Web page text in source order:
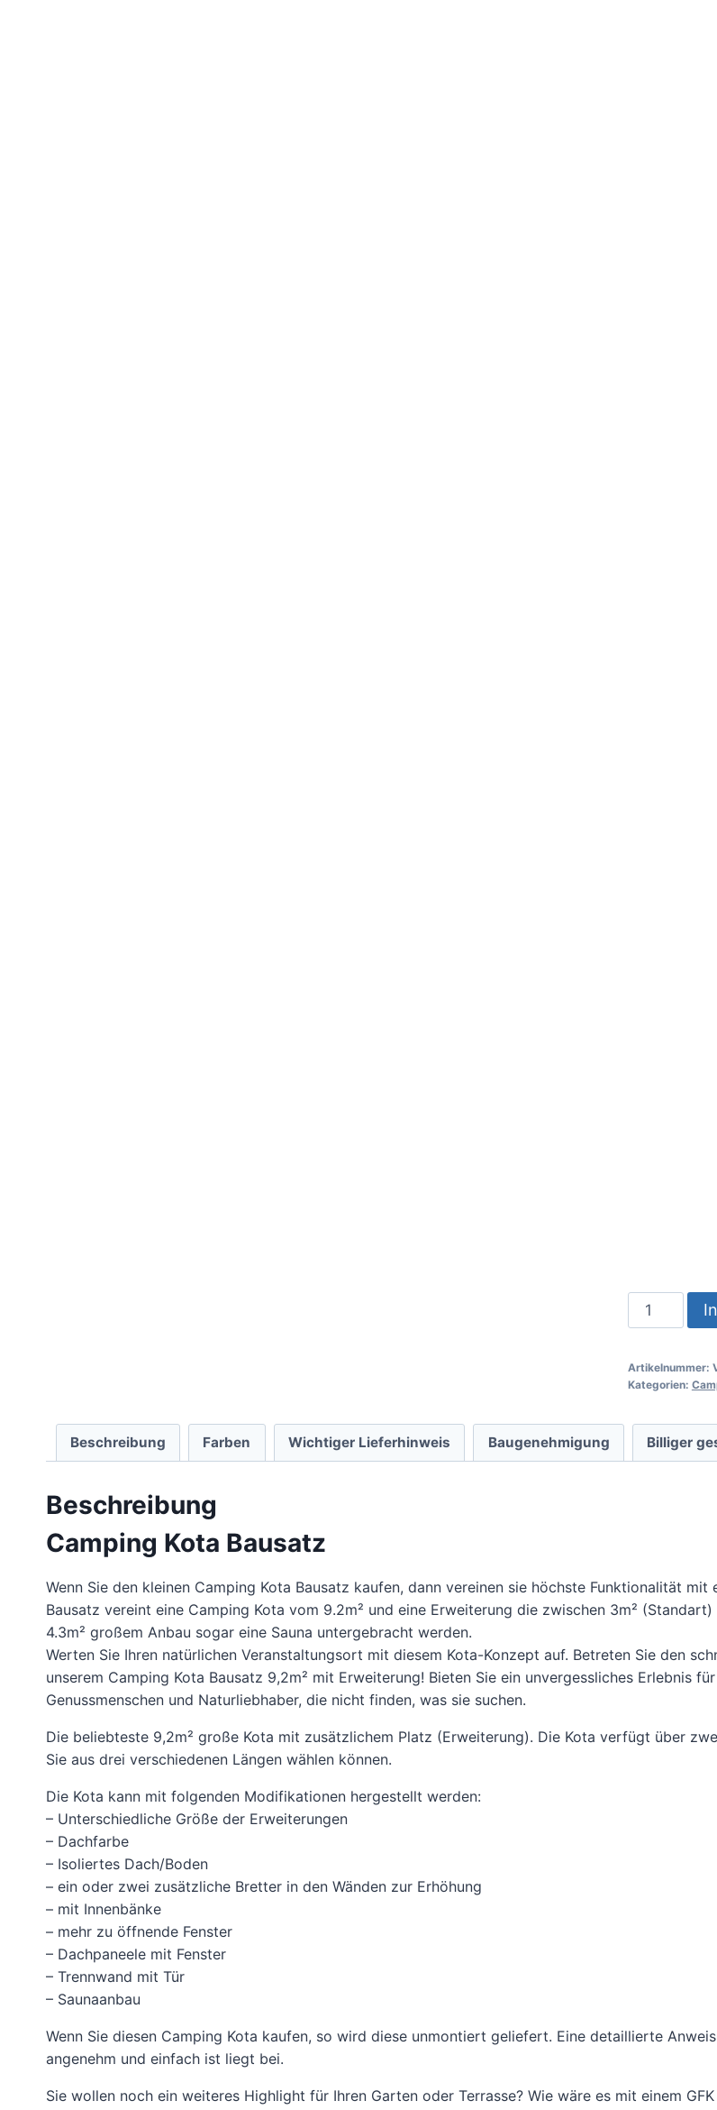
Artikelnummer:
Kategorien:
Beschreibung Farben Wichtiger Lieferhinweis Baugenehmigung Billiger
Beschreibung
Camping Kota Bausatz
Wenn Sie den kleinen Camping Kota Bausatz kaufen, dann vereinen sie höchste Funktionalität
Bausatz vereint eine Camping Kota vom 9.2m² und eine Erweiterung die zwischen 3m²
4.3m² großem Anbau sogar eine Sauna untergebracht werden.
Werten Sie Ihren natürlichen Veranstaltungsort mit diesem Kota-Konzept auf. Betreten Sie den
unserem Camping Kota Bausatz 9,2m² mit Erweiterung! Bieten Sie ein unvergessliches Erlebnis
Genussmenschen und Naturliebhaber, die nicht finden, was sie suchen.
Die beliebteste 9,2m² große Kota mit zusätzlichem Platz (Erweiterung). Die Kota verfügt über
Sie aus drei verschiedenen Längen wählen können.
Die Kota kann mit folgenden Modifikationen hergestellt werden:
– Unterschiedliche Größe der Erweiterungen
– Dachfarbe
– Isoliertes Dach/Boden
– ein oder zwei zusätzliche Bretter in den Wänden zur Erhöhung
– mit Innenbänke
– mehr zu öffnende Fenster
– Dachpaneele mit Fenster
– Trennwand mit Tür
– Saunaanbau
Wenn Sie diesen Camping Kota kaufen, so wird diese unmontiert geliefert. Eine detaillierte
angenehm und einfach ist liegt bei.
Sie wollen noch ein weiteres Highlight für Ihren Garten oder Terrasse? Wie wäre es mit einem